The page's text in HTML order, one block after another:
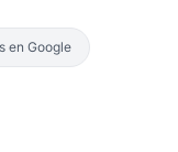
en Google